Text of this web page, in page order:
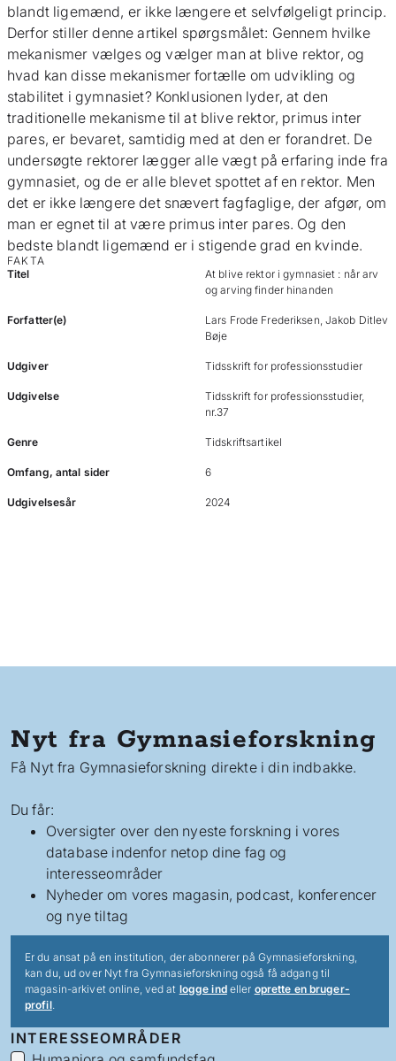
blandt ligemænd, er ikke længere et selvfølgeligt princip.
Derfor stiller denne artikel spørgsmålet: Gennem hvilke
mekanismer vælges og vælger man at blive rektor, og
hvad kan disse mekanismer fortælle om udvikling og
stabilitet i gymnasiet? Konklusionen lyder, at den
traditionelle mekanisme til at blive rektor, primus inter
pares, er bevaret, samtidig med at den er forandret. De
undersøgte rektorer lægger alle vægt på erfaring inde fra
gymnasiet, og de er alle blevet spottet af en rektor. Men
det er ikke længere det snævert fagfaglige, der afgør, om
man er egnet til at være primus inter pares. Og den
bedste blandt ligemænd er i stigende grad en kvinde.
FAKTA
Titel
At blive rektor i gymnasiet : når arv
og arving finder hinanden
Forfatter(e)
Lars Frode Frederiksen, Jakob Ditlev
Bøje
Udgiver Tidsskrift for professionsstudier
Udgivelse
Tidsskrift for professionsstudier,
nr.37
Genre Tidskriftsartikel
Omfang, antal sider 6
Udgivelsesår 2024
Nyt fra Gymnasieforskning
Få Nyt fra Gymnasieforskning direkte i din indbakke.
Du får:
Oversigter over den nyeste forskning i vores
database indenfor netop dine fag og
interesseområder
Nyheder om vores magasin, podcast, konferencer
og nye tiltag
Er du ansat på en institution, der abonnerer på Gymnasieforskning,
kan du, ud over Nyt fra Gymnasieforskning også få adgang til
magasin-arkivet online, ved at logge indeller oprette en bruger-
profil.
INTERESSEOMRÅDER